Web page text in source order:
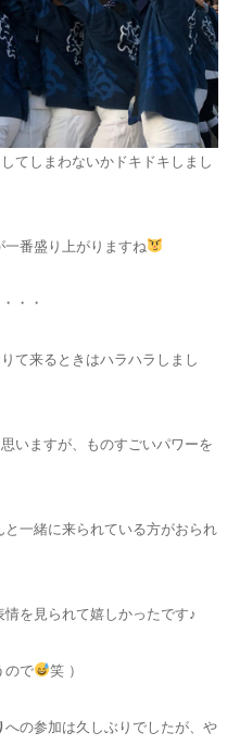
てしまわないかドキドキしまし
番盛り上がりますね
・・
て来るときはハラハラしまし
いますが、ものすごいパワーを
一緒に来られている方がおられ
を見られて嬉しかったです♪
ので 笑 ）
への参加は久しぶりでしたが、や